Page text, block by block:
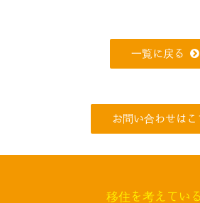
一覧に戻る
お問い合わせはこ
移住を考えてい